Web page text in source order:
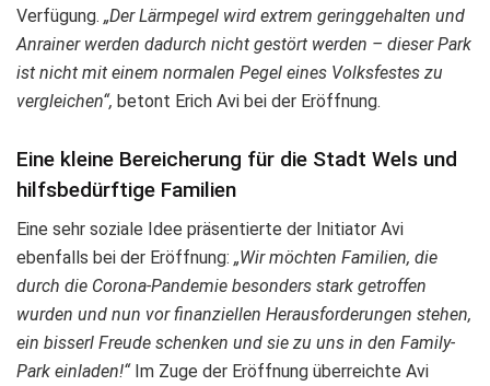
Verfügung. „Der Lärmpegel wird extrem geringgehalten und
Anrainer werden dadurch nicht gestört werden – dieser Park
ist nicht mit einem normalen Pegel eines Volksfestes zu
vergleichen“, betont Erich Avi bei der Eröffnung.
Eine kleine Bereicherung für die Stadt Wels und
hilfsbedürftige Familien
Eine sehr soziale Idee präsentierte der Initiator Avi
ebenfalls bei der Eröffnung: „Wir möchten Familien, die
durch die Corona-Pandemie besonders stark getroffen
wurden und nun vor finanziellen Herausforderungen stehen,
ein bisserl Freude schenken und sie zu uns in den Family-
Park einladen!“ Im Zuge der Eröffnung überreichte Avi